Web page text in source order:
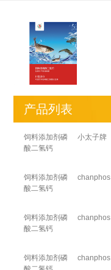
产品列表
饲料添加剂磷
酸二氢钙
小太子牌
饲料添加剂磷
酸二氢钙
chanphos
饲料添加剂磷
酸二氢钙
chanphos
饲料添加剂磷
chanphos